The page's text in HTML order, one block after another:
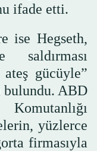
ifade etti.
ise Hegseth,
gücüyle”
bulundu. ABD
yüzlerce
firmasıyla